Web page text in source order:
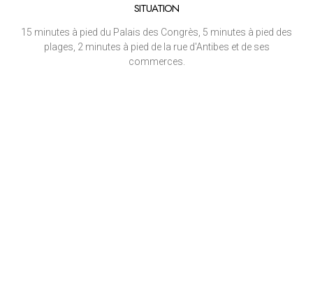
SITUATION
15 minutes à pied du Palais des Congrès, 5 minutes à pied des
plages, 2 minutes à pied de la rue d'Antibes et de ses
commerces.